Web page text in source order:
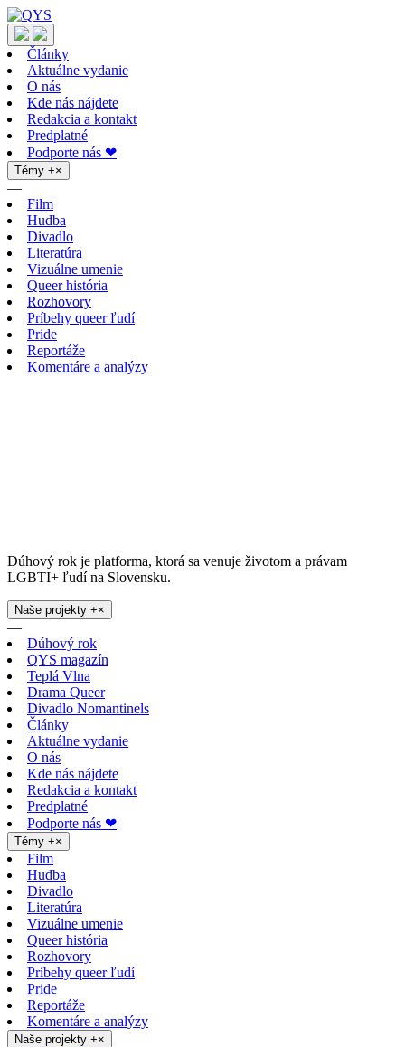
Články
Aktuálne vydanie
O nás
Kde nás nájdete
Redakcia a kontakt
Predplatné
Podporte nás ❤
Témy +×
—
Film
Hudba
Divadlo
Literatúra
Vizuálne umenie
Queer história
Rozhovory
Príbehy queer ľudí
Pride
Reportáže
Komentáre a analýzy
Dúhový rok je platforma, ktorá sa venuje životom a právam
LGBTI+ ľudí na Slovensku.
Naše projekty +×
—
Dúhový rok
QYS magazín
Teplá Vlna
Drama Queer
Divadlo Nomantinels
Články
Aktuálne vydanie
O nás
Kde nás nájdete
Redakcia a kontakt
Predplatné
Podporte nás ❤
Témy +×
Film
Hudba
Divadlo
Literatúra
Vizuálne umenie
Queer história
Rozhovory
Príbehy queer ľudí
Pride
Reportáže
Komentáre a analýzy
Naše projekty +×